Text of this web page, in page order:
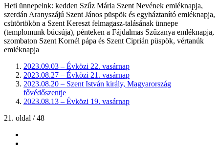
Heti ünnepeink: kedden Szűz Mária Szent Nevének emléknapja,
szerdán Aranyszájú Szent János püspök és egyháztanító emléknapja,
csütörtökön a Szent Kereszt felmagasz-talásának ünnepe
(templomunk búcsúja), pénteken a Fájdalmas Szűzanya emléknapja,
szombaton Szent Kornél pápa és Szent Ciprián püspök, vértanúk
emléknapja
2023.09.03 – Évközi 22. vasárnap
2023.08.27 – Évközi 21. vasárnap
2023.08.20 – Szent István király, Magyarország
fővédőszentje
2023.08.13 – Évközi 19. vasárnap
21. oldal / 48